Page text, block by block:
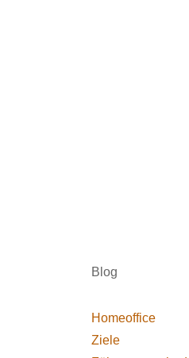
Blog
Homeoffice
Ziele